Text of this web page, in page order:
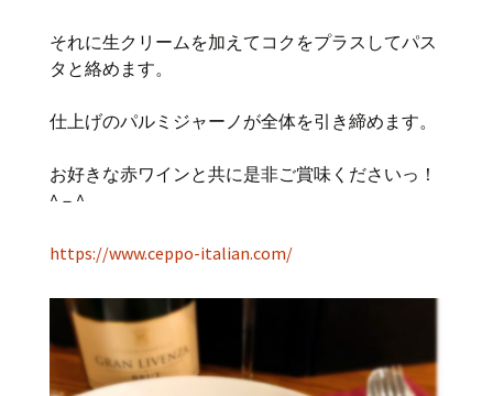
それに生クリームを加えてコクをプラスしてパス
タと絡めます。
仕上げのパルミジャーノが全体を引き締めます。
お好きな赤ワインと共に是非ご賞味くださいっ！
^－^
https://www.ceppo-italian.com/